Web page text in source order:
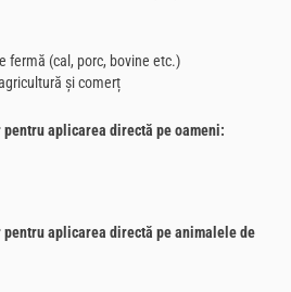
fermă (cal, porc, bovine etc.)
și comerț
aplicarea directă pe oameni:
aplicarea directă pe animalele de